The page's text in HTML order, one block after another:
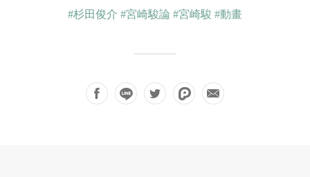
#杉田俊介 #宮崎駿論 #宮崎駿 #動畫